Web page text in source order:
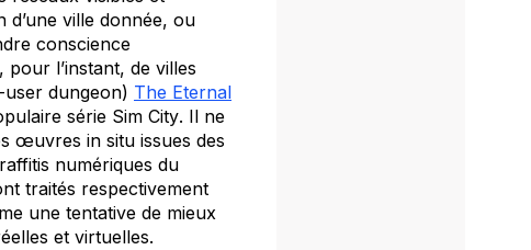
d’une ville donnée, ou
conscience
l’instant, de villes
user dungeon) The Eternal
série Sim City. Il ne
œuvres in situ issues des
numériques du
traités respectivement
une tentative de mieux
et virtuelles.